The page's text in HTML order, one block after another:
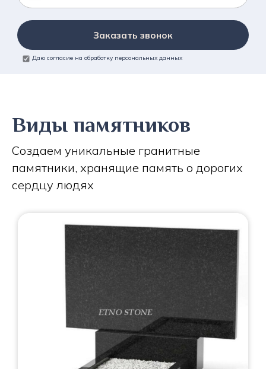
Заказать звонок
Даю согласие на обработку персональных данных
Виды памятников
Создаем уникальные гранитные
памятники, хранящие память о дорогих
сердцу людях